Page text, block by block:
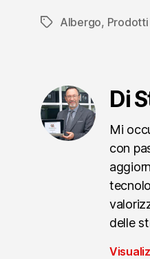
Tag Albergo, Prodotti
Di
Mi
con
delle